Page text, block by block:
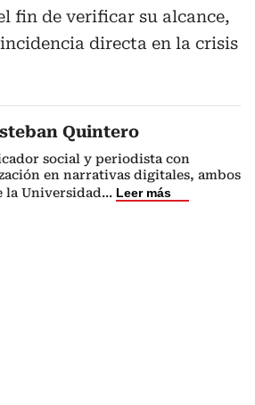
fin de verificar su alcance,
directa en la crisis
Quintero
social y periodista con
en narrativas digitales, ambos
la Universidad... Leer más